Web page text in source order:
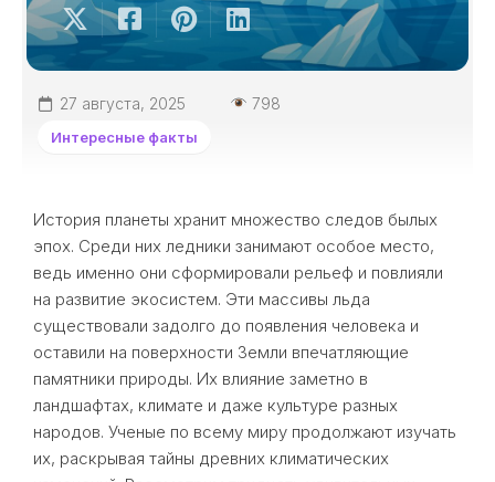
27 августа, 2025 798
Интересные факты
История планеты хранит множество следов былых
эпох. Среди них ледники занимают особое место,
ведь именно они сформировали рельеф и повлияли
на развитие экосистем. Эти массивы льда
существовали задолго до появления человека и
оставили на поверхности Земли впечатляющие
памятники природы. Их влияние заметно в
ландшафтах, климате и даже культуре разных
народов. Ученые по всему миру продолжают изучать
их, раскрывая тайны древних климатических